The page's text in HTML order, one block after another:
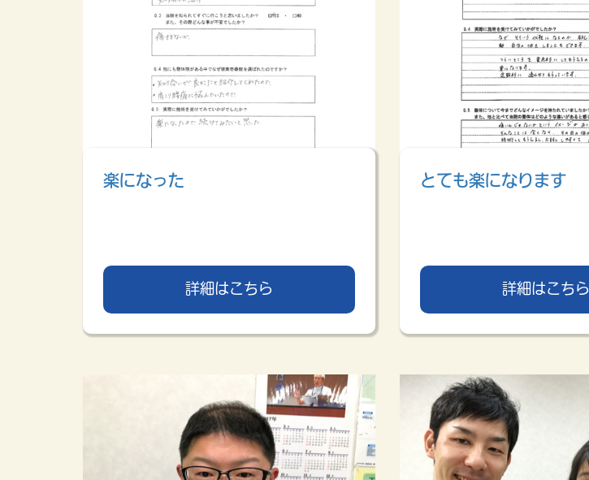
楽になった
詳細はこちら
とても楽になります
詳細はこちら